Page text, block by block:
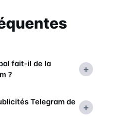
fait-il de la
?
+
Telegram de
+